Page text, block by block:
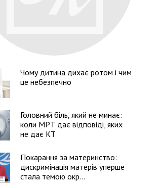
Чому дитина дихає ротом і чим
це небезпечно
Головний біль, який не минає:
коли МРТ дає відповіді, яких
не дає КТ
Покарання за материнство:
дискримінація матерів уперше
стала темою окр...